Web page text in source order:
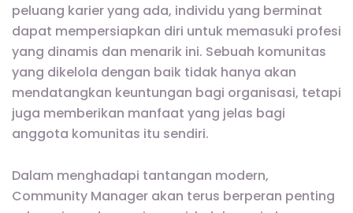
peluang karier yang ada, individu yang berminat
dapat mempersiapkan diri untuk memasuki profesi
yang dinamis dan menarik ini. Sebuah komunitas
yang dikelola dengan baik tidak hanya akan
mendatangkan keuntungan bagi organisasi, tetapi
juga memberikan manfaat yang jelas bagi
anggota komunitas itu sendiri.
Dalam menghadapi tantangan modern,
Community Manager akan terus berperan penting